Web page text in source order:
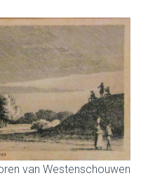
van Westenschouwen